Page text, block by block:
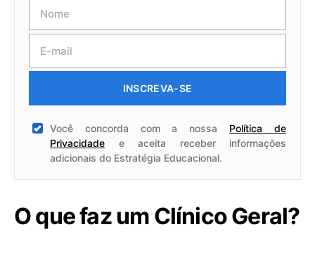
INSCREVA-SE
Você concorda com a nossa Política de
Privacidade e aceita receber informações
adicionais do Estratégia Educacional.
O que faz um Clínico Geral?